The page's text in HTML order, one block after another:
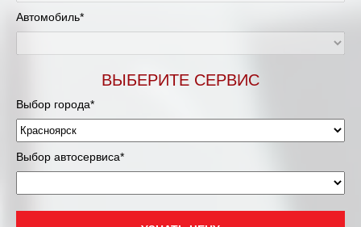
Автомобиль*
ВЫБЕРИТЕ СЕРВИС
Выбор города*
Выбор автосервиса*